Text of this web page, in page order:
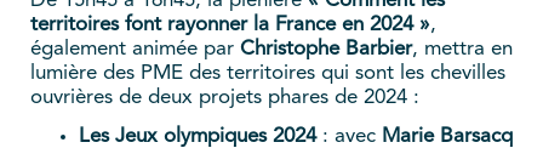
territoires font rayonner la France en 2024 »,
également animée par Christophe Barbier, mettra en
lumière des PME des territoires qui sont les chevilles
ouvrières de deux projets phares de 2024 :
Les Jeux olympiques 2024: avec Marie Barsacq